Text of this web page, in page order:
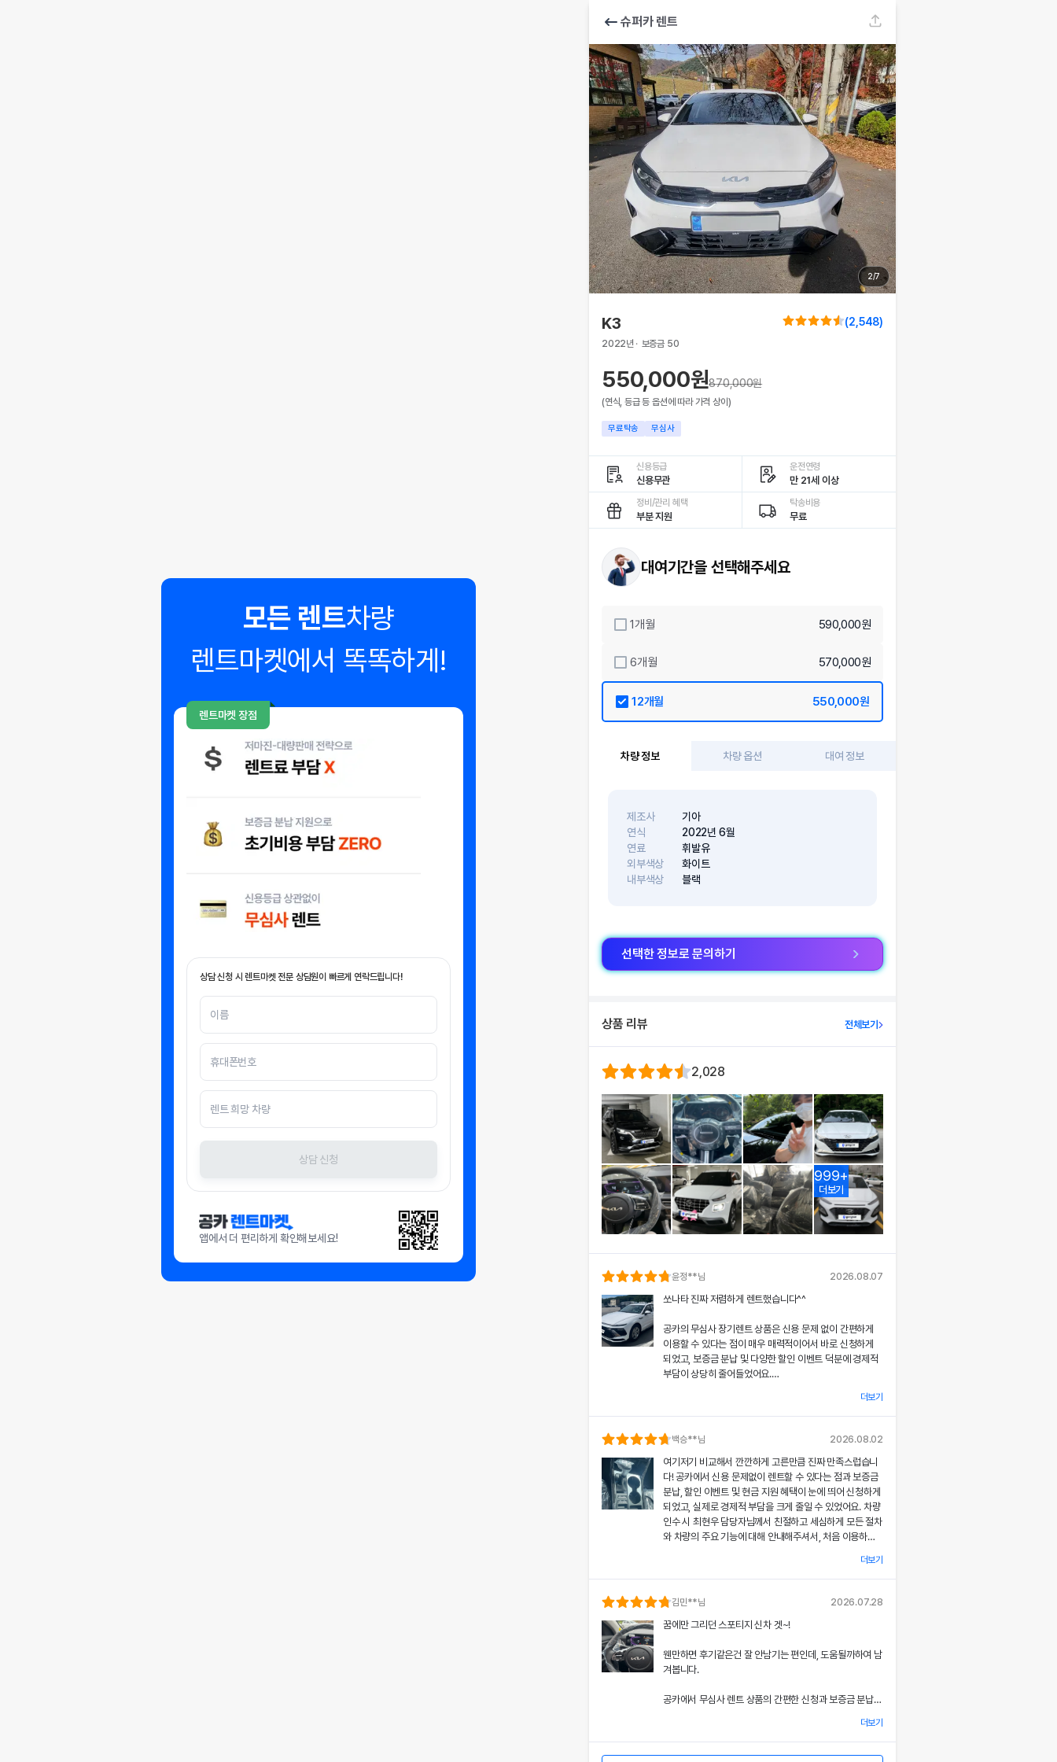
모든 렌트차량
렌트마켓에서 똑똑하게!
렌트마켓 장점
◣
상담 신청 시 렌트마켓 전문 상담원이 빠르게 연락드립니다!
상담 신청
앱에서 더 편리하게 확인해보세요!
슈퍼카 렌트
2/7
K3 (2,548)
2022년 · 보증금 50
550,000원870,000원
(연식, 등급 등 옵션에 따라 가격 상이)
무료탁송 무심사
신용등급
신용무관
운전연령
만 21세 이상
정비/관리 혜택
부분 지원
탁송비용
무료
대여기간을 선택해주세요
1개월 590,000원
6개월 570,000원
12개월 550,000원
차량 정보 차량 옵션 대여 정보
제조사
기아
연식
2022년 6월
연료
휘발유
외부색상
화이트
내부색상
블랙
선택한 정보로 문의하기
상품 리뷰 전체보기
2,028
999+
더보기
윤정**님 2026.08.07
쏘나타 진짜 저렴하게 렌트했습니다^^
공카의 무심사 장기렌트 상품은 신용 문제 없이 간편하게
이용할 수 있다는 점이 매우 매력적이어서 바로 신청하게
되었고, 보증금 분납 및 다양한 할인 이벤트 덕분에 경제적
부담이 상당히 줄어들었어요.
차량 인수 시 장민혁 담당자님께서 친절하고 꼼꼼하게 신차
의 상태와 각종 기능에 대해 설명해주셔서, 처음 이용하는
분들도 부담 없이 서비스를 체험할 수 있었어요.
공카의 본부 직거래 시스템으로 중간 마진 없이 합리적인
렌트료를 제공받았고, 즉시 출고되는 신차 덕분에 긴급 상
황에서도 차질 없이 차량을 이용할 수 있었던 점이 특히 인
상 깊었어요.
쏘나타의 세련된 디자인과 최신 편의 기능, 그리고 안전 장
치에 대한 세심한 관리가 직접 눈으로 확인되면서 전체적인
다시 이용하고 싶은 강력한 동기가 되었어요.
돋보여 제게 잊지 못할 기억으로 남았으며, 이 만족스러운
더보기
백승**님 2026.08.02
여기저기 비교해서 깐깐하게 고른만큼 진짜 만족스럽습니
다! 공카에서 신용 문제없이 렌트할 수 있다는 점과 보증금
분납, 할인 이벤트 및 현금 지원 혜택이 눈에 띄어 신청하게
되었고, 실제로 경제적 부담을 크게 줄일 수 있었어요. 차량
인수 시 최현우 담당자님께서 친절하고 세심하게 모든 절차
와 차량의 주요 기능에 대해 안내해주셔서, 처음 이용하는
공카의 본부 직거래 시스템 덕분에 렌트료가 매우 합리적으
로 책정되었고, 필요할 때마다 즉시 출고되는 신차 시스템
은 제 일정에 맞춰 안정적으로 차량을 이용할 수 있도록 도
와주었어요.
쏘나타의 우아한 디자인과 최신 편의 기능, 그리고 안전장
치에 대한 상세한 설명은 제 기대 이상이었으며, 전 과정에
어요.
도 공카를 우선적으로 이용하게 만들 정도로 만족스러웠으
더보기
김민**님 2026.07.28
꿈에만 그리던 스포티지 신차 겟~!
웬만하면 후기같은건 잘 안남기는 편인데, 도움될까하여 남
겨봅니다.
공카에서 무심사 렌트 상품의 간편한 신청과 보증금 분납,
차량 인수 시 이준호 담당자님께서 따뜻하면서도 세심하게
더보기
'(주)공카'는 (이하 '회사'는) 고객님의 개인정보를 중요시하며, "정보
통신망 이용촉진 및 정보보호"에 관한 법률을 준수하고 있습니다.
회사는 개인정보처리방침을 통하여 고객님께서 제공하시는 개인정보
가 어떠한 용도와 방식으로 이용되고 있으며, 개인정보보호를 위해 어
떠한 조치가 취해지고 있는지 알려드립니다.
회사는 개인정보처리방침을 개정하는 경우 웹사이트 공지사항(또는